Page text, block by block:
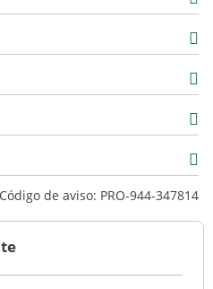
Código de aviso: PRO-944-347814